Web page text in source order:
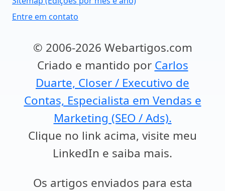
Entre em contato
© 2006-2026 Webartigos.com
Criado e mantido por Carlos
Duarte, Closer / Executivo de
Contas, Especialista em Vendas e
Marketing (SEO / Ads).
Clique no link acima, visite meu
LinkedIn e saiba mais.
Os artigos enviados para esta